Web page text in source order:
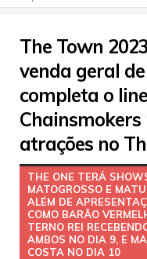
The Town
venda geral
completa o
Chainsmokers
atrações no
THE ONE TERÁ
MATOGROSSO E
ALÉM DE
COMO BARÃO
TERNO REI
AMBOS NO DIA 9, E
COSTA NO DIA 10